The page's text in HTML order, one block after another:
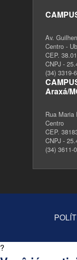
Av.
Centro -
CEP.
CNPJ -
(34) 3319-
Araxá/
Rua Maria
Centro
CEP.
CNPJ -
(34) 3611-
?